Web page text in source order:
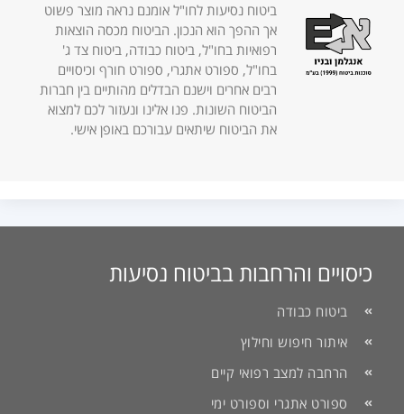
ביטוח נסיעות לחו"ל אומנם נראה מוצר פשוט
אך ההפך הוא הנכון. הביטוח מכסה הוצאות
רפואיות בחו"ל, ביטוח כבודה, ביטוח צד ג'
בחו"ל, ספורט אתגרי, ספורט חורף וכיסויים
רבים אחרים וישנם הבדלים מהותיים בין חברות
הביטוח השונות. פנו אלינו ונעזור לכם למצוא
את הביטוח שיתאים עבורכם באופן אישי.
כיסויים והרחבות בביטוח נסיעות
ביטוח כבודה
איתור חיפוש וחילוץ
הרחבה למצב רפואי קיים
ספורט אתגרי וספורט ימי